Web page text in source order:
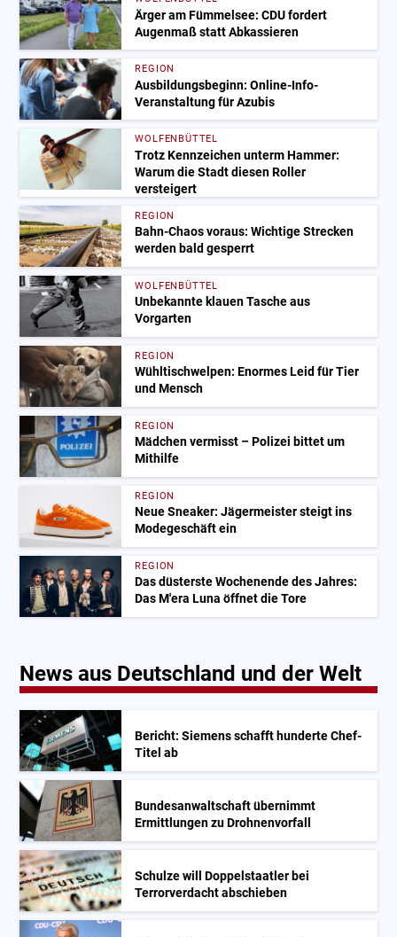
Ärger am Fümmelsee: CDU fordert
Augenmaß statt Abkassieren
REGION
Ausbildungsbeginn: Online-Info-
Veranstaltung für Azubis
WOLFENBÜTTEL
Trotz Kennzeichen unterm Hammer:
Warum die Stadt diesen Roller
versteigert
REGION
Bahn-Chaos voraus: Wichtige Strecken
werden bald gesperrt
WOLFENBÜTTEL
Unbekannte klauen Tasche aus
Vorgarten
REGION
Wühltischwelpen: Enormes Leid für Tier
und Mensch
REGION
Mädchen vermisst – Polizei bittet um
Mithilfe
REGION
Neue Sneaker: Jägermeister steigt ins
Modegeschäft ein
REGION
Das düsterste Wochenende des Jahres:
Das M'era Luna öffnet die Tore
News aus Deutschland und der Welt
Bericht: Siemens schafft hunderte Chef-
Titel ab
Bundesanwaltschaft übernimmt
Ermittlungen zu Drohnenvorfall
Schulze will Doppelstaatler bei
Terrorverdacht abschieben